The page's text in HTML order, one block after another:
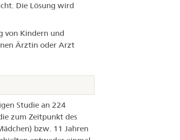
Die Lösung wird
von Kindern und
Ärztin oder Arzt
Studie an 224
zum Zeitpunkt des
bzw. 11 Jahren